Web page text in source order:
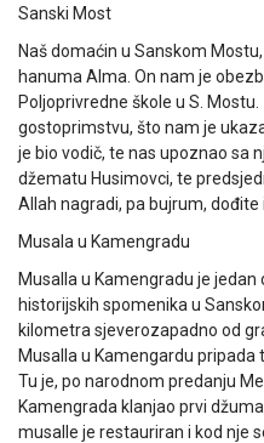
Sanski Most
Naš domaćin u Sanskom
hanuma Alma. On nam je
Poljoprivredne škole u S.
gostoprimstvu, što nam je
je bio vodič, te nas upoznao sa
džematu Husimovci, te
Allah nagradi, pa bujrum, dođite
Musala u Kamengradu
Musalla u Kamengradu je
historijskih spomenika u
kilometra sjeverozapadno od
Musalla u Kamengardu pripada
Tu je, po narodnom predanju
Kamengrada klanjao prvi
musalle je restauriran i kod nje